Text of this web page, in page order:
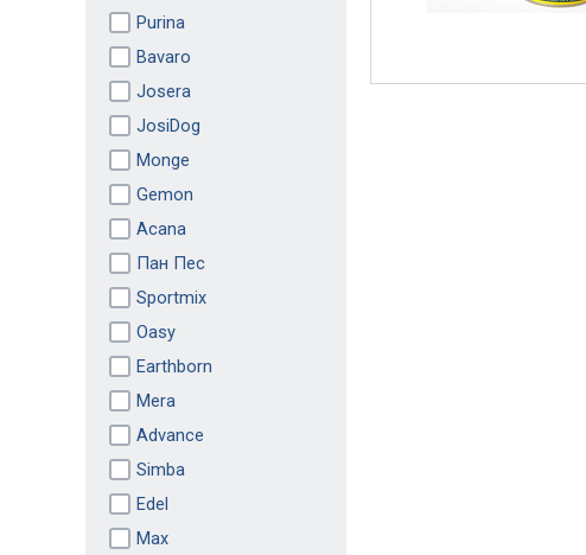
Purina
Bavaro
Josera
JosiDog
Monge
Gemon
Acana
Пан Пес
Sportmix
Oasy
Earthborn
Mera
Advance
Simba
Edel
Max